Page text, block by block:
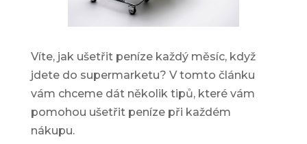
Víte, jak ušetřit peníze každý měsíc, když
jdete do supermarketu? V tomto článku
vám chceme dát několik tipů, které vám
pomohou ušetřit penízepři každém
nákupu.